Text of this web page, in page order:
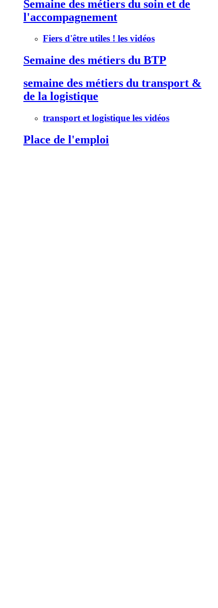
Semaine des métiers du soin et de
l'accompagnement
Fiers d'être utiles ! les vidéos
Semaine des métiers du BTP
semaine des métiers du transport &
de la logistique
transport et logistique les vidéos
Place de l'emploi